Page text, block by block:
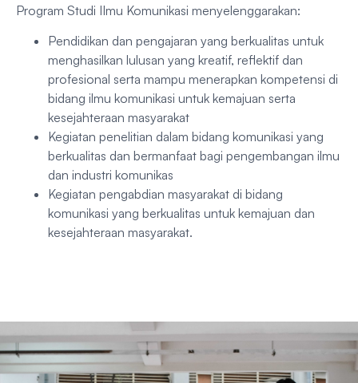
Program Studi IImu Komunikasi menyelenggarakan:
Pendidikan dan pengajaran yang berkualitas untuk
menghasilkan lulusan yang kreatif, reflektif dan
profesional serta mampu menerapkan kompetensi di
bidang ilmu komunikasi untuk kemajuan serta
kesejahteraan masyarakat
Kegiatan penelitian dalam bidang komunikasi yang
berkualitas dan bermanfaat bagi pengembangan ilmu
dan industri komunikas
Kegiatan pengabdian masyarakat di bidang
komunikasi yang berkualitas untuk kemajuan dan
kesejahteraan masyarakat.